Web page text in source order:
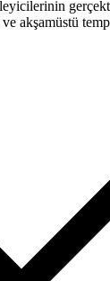
akşamüstü